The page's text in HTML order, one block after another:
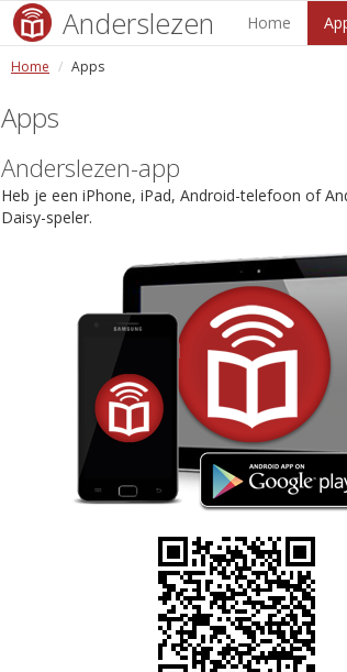
Anderslezen Home
Home Apps
Apps
Anderslezen-app
Heb je een iPhone, iPad, Android-telefoon of
Daisy-speler.